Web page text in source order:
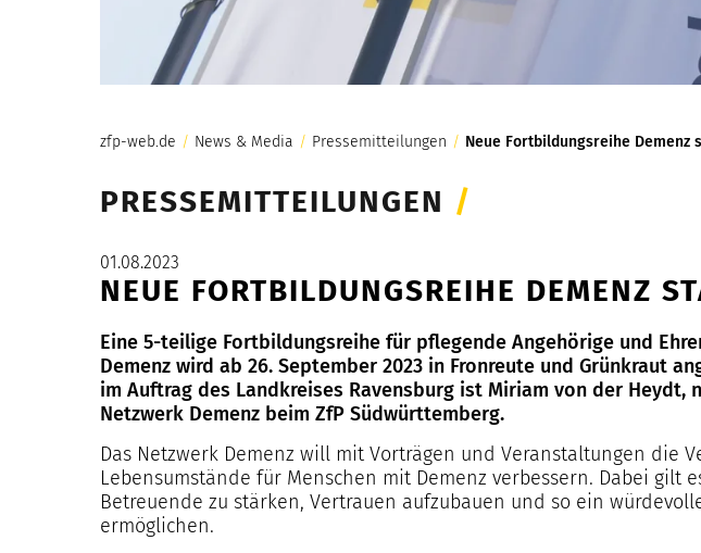
zfp-web.de / News & Media / Pressemitteilungen / Neue Fortbildungsreihe Demenz
PRESSEMITTEILUNGEN /
01.08.2023
NEUE FORTBILDUNGSREIHE DEMENZ
Eine 5-teilige Fortbildungsreihe für pflegende Angehörige und
Demenz wird ab 26. September 2023 in Fronreute und Grünkraut
im Auftrag des Landkreises Ravensburg ist Miriam von der Heydt,
Netzwerk Demenz beim ZfP Südwürttemberg.
Das Netzwerk Demenz will mit Vorträgen und Veranstaltungen die
Lebensumstände für Menschen mit Demenz verbessern. Dabei gilt
Betreuende zu stärken, Vertrauen aufzubauen und so ein
ermöglichen.